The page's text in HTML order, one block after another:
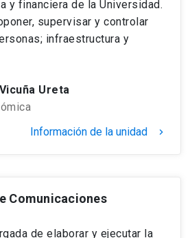
y financiera de la Universidad.
supervisar y controlar
infraestructura y
Ureta
Información de la unidad
keyboard_arrow_right
Comunicaciones
de elaborar y ejecutar la